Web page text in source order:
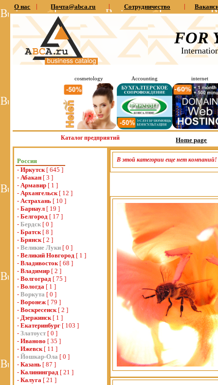
О нас Почта@abca.ru Сотрудничество
FOR
cosmetology Accounting internet
Каталог предприятий Home page
Россия
- Иркутск[ 645 ]
- Абакан [ 3 ]
- Армавир [ 1 ]
- Архангельск[ 12 ]
- Астрахань [ 10 ]
- Барнаул [ 19 ]
- Белгород [ 17 ]
- Бердск [ 0 ]
- Братск[ 8 ]
- Брянск[ 2 ]
- Великие Луки [ 0 ]
- Великий Новгород [ 1 ]
- Владивосток[ 68 ]
- Владимир [ 2 ]
- Волгоград [ 75 ]
- Вологда [ 1 ]
- Воркута [ 0 ]
- Воронеж[ 79 ]
- Воскресенск[ 2 ]
- Дзержинск[ 1 ]
- Екатеринбург [ 103 ]
- Златоуст [ 0 ]
- Иваново [ 35 ]
- Ижевск[ 11 ]
- Йошкар-Ола [ 0 ]
- Казань [ 87 ]
- Калининград [ 21 ]
- Калуга [ 21 ]
В этой категории еще нет